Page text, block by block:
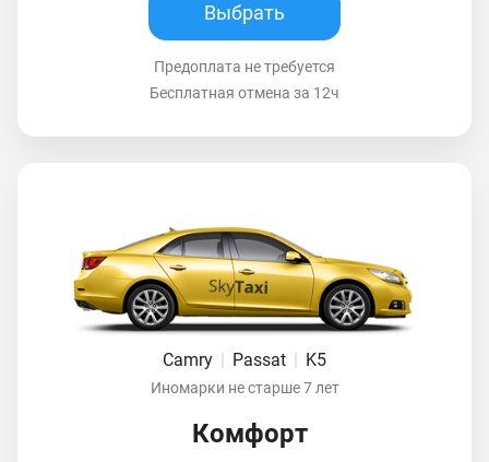
Выбрать
Предоплата не требуется
Бесплатная отмена за 12ч
Camry Passat K5
Иномарки не старше 7 лет
Комфорт